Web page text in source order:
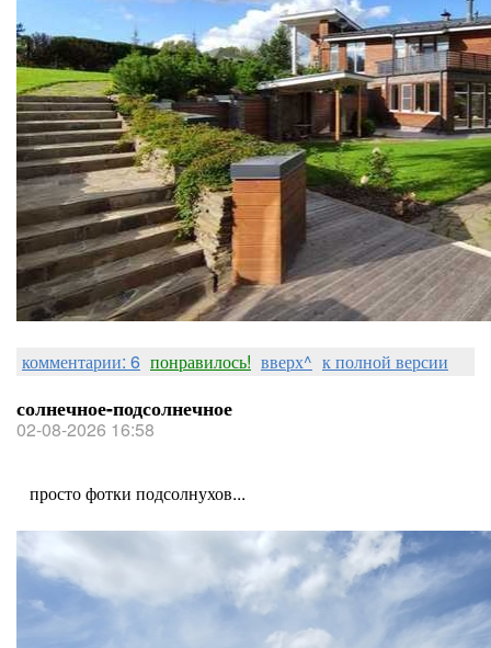
комментарии: 6 понравилось! вверх^ к полной версии
солнечное-подсолнечное
02-08-2026 16:58
просто фотки подсолнухов...